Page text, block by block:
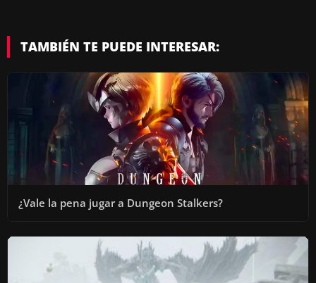
TAMBIÉN TE PUEDE INTERESAR:
¿Vale la pena jugar a Dungeon Stalkers?